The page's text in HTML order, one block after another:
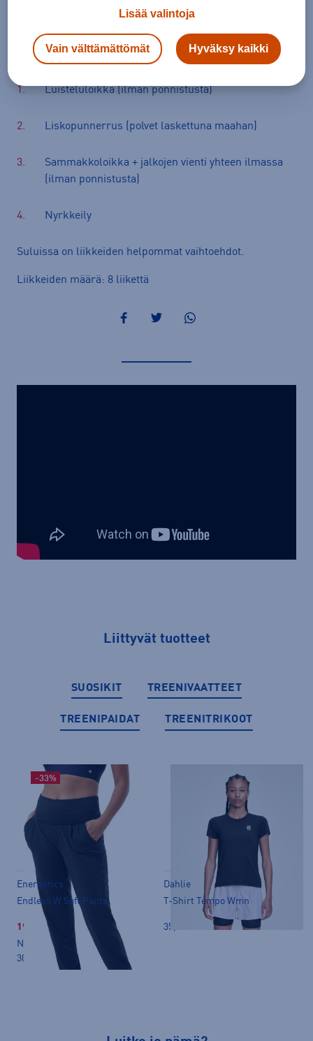
Askelkyykkyhyppy (askelkyykky vuorojaloin)
Treeni 2 (4 minuuttia putkeen, 20 sek työtä, 10 sek lepoa)
Luisteluloikka (ilman ponnistusta)
Liskopunnerrus (polvet laskettuna maahan)
Sammakkoloikka + jalkojen vienti yhteen ilmassa
(ilman ponnistusta)
Nyrkkeily
Suluissa on liikkeiden helpommat vaihtoehdot.
Liikkeiden määrä: 8 liikettä
Liittyvät tuotteet
SUOSIKIT TREENIVAATTEET
TREENIPAIDAT TREENITRIKOOT
-33%
Energetics
Endless W Soft Pants
19,99 €
Norm. hinta:
39,90€
30pv alin hinta: 29,99€
Dahlie
T-Shirt Tempo Wmn
35,00 €
Lisää valintoja
Vain välttämättömät Hyväksy kaikki